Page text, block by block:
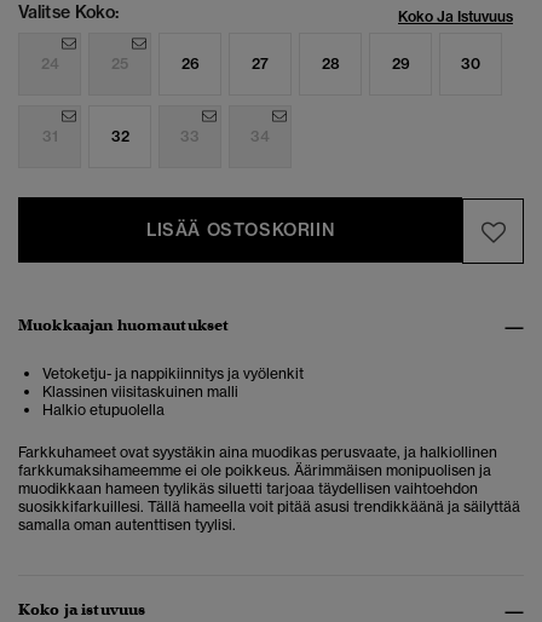
Valitse Koko: Koko Ja Istuvuus
24 25 26 27 28 29 30
31 32 33 34
LISÄÄ OSTOSKORIIN
Muokkaajan huomautukset
Vetoketju- ja nappikiinnitys ja vyölenkit
Klassinen viisitaskuinen malli
Halkio etupuolella
Farkkuhameet ovat syystäkin aina muodikas perusvaate, ja halkiollinen
farkkumaksihameemme ei ole poikkeus. Äärimmäisen monipuolisen ja
muodikkaan hameen tyylikäs siluetti tarjoaa täydellisen vaihtoehdon
suosikkifarkuillesi. Tällä hameella voit pitää asusi trendikkäänä ja säilyttää
samalla oman autenttisen tyylisi.
Koko ja istuvuus